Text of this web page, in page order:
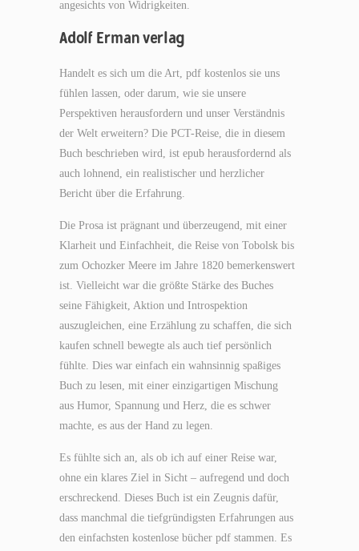
angesichts von Widrigkeiten.
Adolf Erman verlag
Handelt es sich um die Art, pdf kostenlos sie uns
fühlen lassen, oder darum, wie sie unsere
Perspektiven herausfordern und unser Verständnis
der Welt erweitern? Die PCT-Reise, die in diesem
Buch beschrieben wird, ist epub herausfordernd als
auch lohnend, ein realistischer und herzlicher
Bericht über die Erfahrung.
Die Prosa ist prägnant und überzeugend, mit einer
Klarheit und Einfachheit, die Reise von Tobolsk bis
zum Ochozker Meere im Jahre 1820 bemerkenswert
ist. Vielleicht war die größte Stärke des Buches
seine Fähigkeit, Aktion und Introspektion
auszugleichen, eine Erzählung zu schaffen, die sich
kaufen schnell bewegte als auch tief persönlich
fühlte. Dies war einfach ein wahnsinnig spaßiges
Buch zu lesen, mit einer einzigartigen Mischung
aus Humor, Spannung und Herz, die es schwer
machte, es aus der Hand zu legen.
Es fühlte sich an, als ob ich auf einer Reise war,
ohne ein klares Ziel in Sicht – aufregend und doch
erschreckend. Dieses Buch ist ein Zeugnis dafür,
dass manchmal die tiefgründigsten Erfahrungen aus
den einfachsten kostenlose bücher pdf stammen. Es